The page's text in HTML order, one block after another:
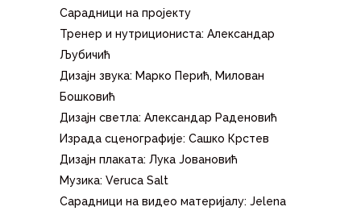
Сарадници на пројекту
Тренер и нутрициониста: Александар
Љубичић
Дизајн звука: Марко Перић, Милован
Бошковић
Дизајн светла: Александар Раденовић
Израда сценографије: Сашко Крстев
Дизајн плаката: Лука Јовановић
Музика: Veruca Salt
Сарадници на видео материјалу: Jelena